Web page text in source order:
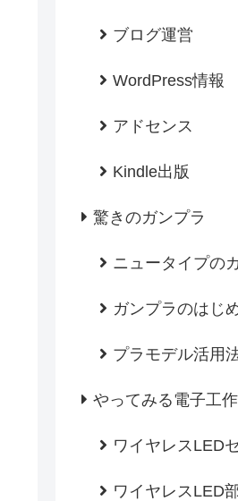
ブログ運営
WordPress情報
アドセンス
Kindle出版
驚きのガンプラ
ニュータイプの
ガンプラのはじ
プラモデル活用
やってみる電子工作
ワイヤレスLED
ワイヤレスLED